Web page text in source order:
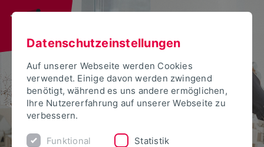
Datenschutzeinstellungen
Auf unserer Webseite werden Cookies
verwendet. Einige davon werden zwingend
benötigt, während es uns andere ermöglichen,
Ihre Nutzererfahrung auf unserer Webseite zu
verbessern.
Funktional Statistik